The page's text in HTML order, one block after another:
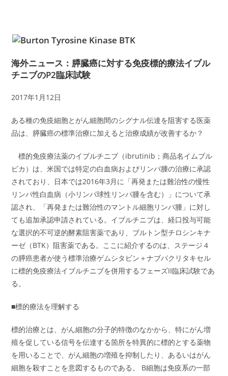
海外ニュース：膵臓癌に対する免疫標的療法イブル
チニブのP2臨床試験
2017年1月12日
ある種の免疫細胞とがん細胞間のシグナル伝達を阻害する医薬
品は、膵臓癌の標準治療に加えると治療成績が改善するか？
標的免疫療法薬のイブルチニブ（ibrutinib；商品名イムブル
ビカ）は、米国では特定の白血病およびリンパ腫の治療に承認
されており、日本では2016年3月に「再発または難治性の慢性
リンパ性白血病（小リンパ球性リンパ腫を含む）」について承
認され、「再発または難治性のマントル細胞リンパ腫」に対し
ても追加承認申請されている。イブルチニブは、経口投与可能
な選択的不可逆的酵素阻害薬であり、ブルトン型チロシンキナ
ーゼ（BTK）阻害薬である。ここに紹介するのは、ステージ４
の膵癌患者が使う標準治療ゲムシタビン＋ナブパクリタキセル
に標的免疫療法イブルチニブを併用するフェーズII臨床試験であ
る。
■標的療法を理解する
標的治療とは、がん細胞の分子的特徴のなかから、特にがん増
殖を促している信号を伝達する箇所を特異的に標的とする薬物
を用いることで、がん細胞の増殖を抑制したり、あるいはがん
細胞を殺すことを意図するものである。 B細胞は免疫系の一部